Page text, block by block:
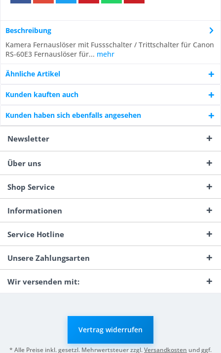
Beschreibung
Kamera Fernauslöser mit Fussschalter / Trittschalter für Canon
RS-60E3 Fernauslöser für... mehr
Ähnliche Artikel
Kunden kauften auch
Kunden haben sich ebenfalls angesehen
Newsletter
Über uns
Shop Service
Informationen
Service Hotline
Unsere Zahlungsarten
Wir versenden mit:
Vertrag widerrufen
* Alle Preise inkl. gesetzl. Mehrwertsteuer zzgl.Versandkosten und ggf.